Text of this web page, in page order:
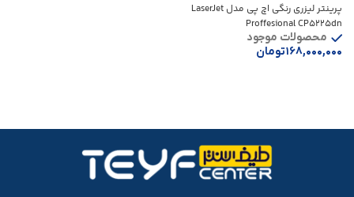
پرینتر لیزری رنگی اچ پی مدل LaserJet
Proffesional CP5225dn
محصولات موجود
۱۶۸,۰۰۰,۰۰۰تومان